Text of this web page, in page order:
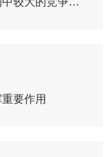
要作用